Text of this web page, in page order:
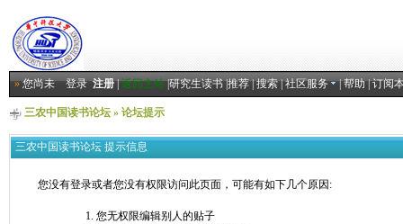
»您尚未登录 注册|返回主站|研究生读书|推荐|搜索|社区服务 |帮助|订阅
三农中国读书论坛» 论坛提示
三农中国读书论坛 提示信息
您没有登录或者您没有权限访问此页面，可能有如下几个原因:
您无权限编辑别人的贴子